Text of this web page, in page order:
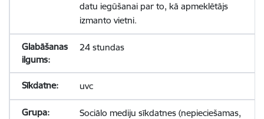
datu iegūšanai par to, kā apmeklētājs
izmanto vietni.
24 stundas
uvc
Sociālo mediju sīkdatnes (nepieciešamas,